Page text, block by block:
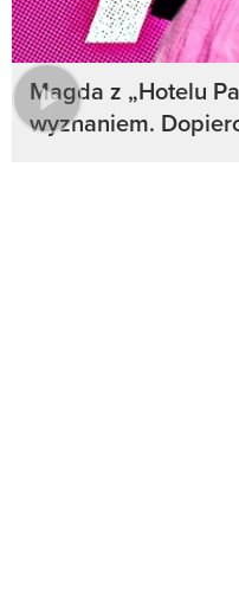
Magda z „Hotelu
wyznaniem.